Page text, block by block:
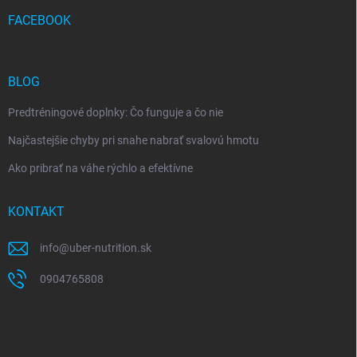
FACEBOOK
BLOG
Predtréningové doplnky: Čo funguje a čo nie
Najčastejšie chyby pri snahe nabrať svalovú hmotu
Ako pribrať na váhe rýchlo a efektívne
KONTAKT
info@uber-nutrition.sk
0904765808